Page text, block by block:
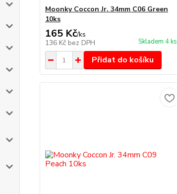
Moonky Coccon Jr. 34mm C06 Green
10ks
165 Kč/ks
136 Kč bez DPH Skladem 4 ks
Přidat do košíku